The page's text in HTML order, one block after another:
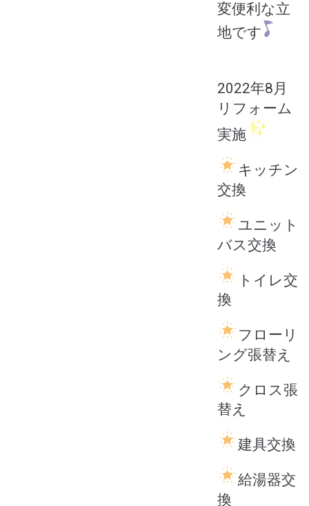
変便利な立
地です
2022年8月
リフォーム
実施
キッチン
交換
ユニット
バス交換
トイレ交
換
フローリ
ング張替え
クロス張
替え
建具交換
給湯器交
換